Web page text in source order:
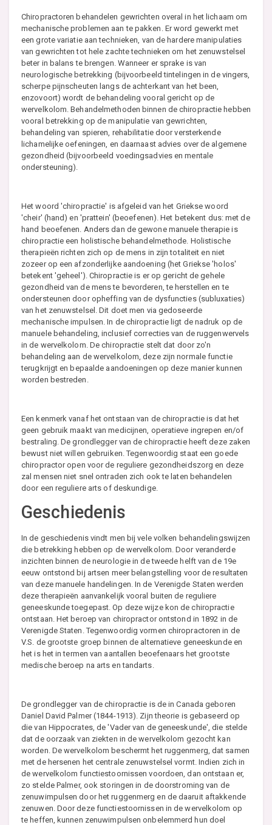
Chiropractoren behandelen gewrichten overal in het lichaam om
mechanische problemen aan te pakken. Er word gewerkt met
een grote variatie aan technieken, van de hardere manipulaties
van gewrichten tot hele zachte technieken om het zenuwstelsel
beter in balans te brengen. Wanneer er sprake is van
neurologische betrekking (bijvoorbeeld tintelingen in de vingers,
scherpe pijnscheuten langs de achterkant van het been,
enzovoort) wordt de behandeling vooral gericht op de
wervelkolom. Behandelmethoden binnen de chiropractie hebben
vooral betrekking op de manipulatie van gewrichten,
behandeling van spieren, rehabilitatie door versterkende
lichamelijke oefeningen, en daarnaast advies over de algemene
gezondheid (bijvoorbeeld voedingsadvies en mentale
ondersteuning).
Het woord 'chiropractie' is afgeleid van het Griekse woord
'cheir' (hand) en 'prattein' (beoefenen). Het betekent dus: met de
hand beoefenen. Anders dan de gewone manuele therapie is
chiropractie een holistische behandelmethode. Holistische
therapieën richten zich op de mens in zijn totaliteit en niet
zozeer op een afzonderlijke aandoening (het Griekse 'holos'
betekent 'geheel'). Chiropractie is er op gericht de gehele
gezondheid van de mens te bevorderen, te herstellen en te
ondersteunen door opheffing van de dysfuncties (subluxaties)
van het zenuwstelsel. Dit doet men via gedoseerde
mechanische impulsen. In de chiropractie ligt de nadruk op de
manuele behandeling, inclusief correcties van de ruggenwervels
in de wervelkolom. De chiropractie stelt dat door zo'n
behandeling aan de wervelkolom, deze zijn normale functie
terugkrijgt en bepaalde aandoeningen op deze manier kunnen
worden bestreden.
Een kenmerk vanaf het ontstaan van de chiropractie is dat het
geen gebruik maakt van medicijnen, operatieve ingrepen en/of
bestraling. De grondlegger van de chiropractie heeft deze zaken
bewust niet willen gebruiken. Tegenwoordig staat een goede
chiropractor open voor de reguliere gezondheidszorg en deze
zal mensen niet snel ontraden zich ook te laten behandelen
door een reguliere arts of deskundige.
Geschiedenis
In de geschiedenis vindt men bij vele volken behandelingswijzen
die betrekking hebben op de wervelkolom. Door veranderde
inzichten binnen de neurologie in de tweede helft van de 19e
eeuw ontstond bij artsen meer belangstelling voor de resultaten
van deze manuele handelingen. In de Verenigde Staten werden
deze therapieën aanvankelijk vooral buiten de reguliere
geneeskunde toegepast. Op deze wijze kon de chiropractie
ontstaan. Het beroep van chiropractor ontstond in 1892 in de
Verenigde Staten. Tegenwoordig vormen chiropractoren in de
V.S. de grootste groep binnen de alternatieve geneeskunde en
het is het in termen van aantallen beoefenaars het grootste
medische beroep na arts en tandarts.
De grondlegger van de chiropractie is de in Canada geboren
Daniel David Palmer (1844-1913). Zijn theorie is gebaseerd op
die van Hippocrates, de 'Vader van de geneeskunde', die stelde
dat de oorzaak van ziekten in de wervelkolom gezocht kan
worden. De wervelkolom beschermt het ruggenmerg, dat samen
met de hersenen het centrale zenuwstelsel vormt. Indien zich in
de wervelkolom functiestoornissen voordoen, dan ontstaan er,
zo stelde Palmer, ook storingen in de doorstroming van de
zenuwimpulsen door het ruggenmerg en de daaruit aftakkende
zenuwen. Door deze functiestoornissen in de wervelkolom op
te heffen, kunnen zenuwimpulsen onbelemmerd hun doel